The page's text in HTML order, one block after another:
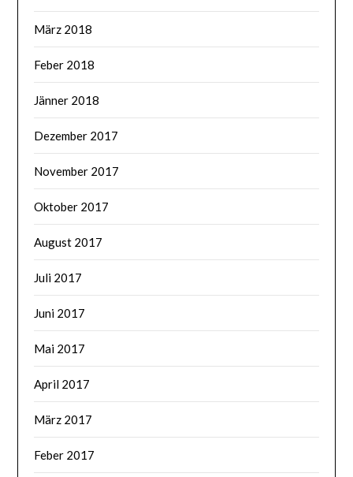
März 2018
Feber 2018
Jänner 2018
Dezember 2017
November 2017
Oktober 2017
August 2017
Juli 2017
Juni 2017
Mai 2017
April 2017
März 2017
Feber 2017